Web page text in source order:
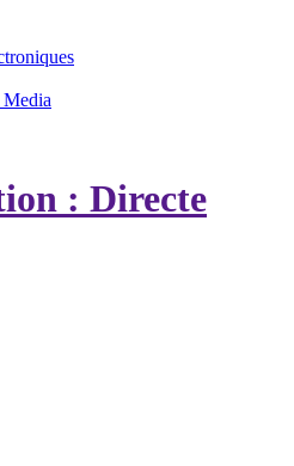
Media
: Directe